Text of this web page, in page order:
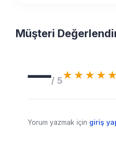
Müşteri
—/ 5★★★★★
Yorum yazmak için giriş